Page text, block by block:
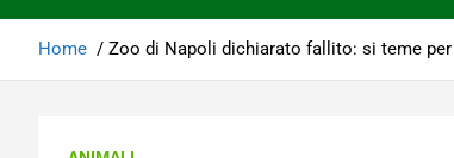
Home Zoo di Napoli dichiarato fallito: si teme